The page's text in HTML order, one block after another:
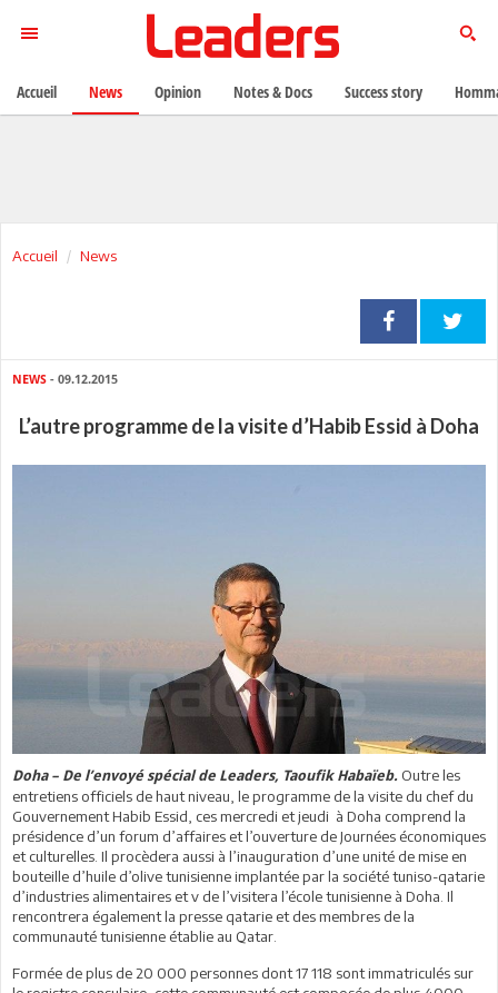
Accueil News
NEWS - 09.12.2015
L’autre programme de la visite d’Habib Essid à Doha
Doha – De l’envoyé spécial de Leaders, Taoufik Habaïeb. Outre les
entretiens officiels de haut niveau, le programme de la visite du chef du
Gouvernement Habib Essid, ces mercredi et jeudi à Doha comprend la
présidence d’un forum d’affaires et l’ouverture de Journées économiques
et culturelles. Il procèdera aussi à l’inauguration d’une unité de mise en
bouteille d’huile d’olive tunisienne implantée par la société tuniso-qatarie
d’industries alimentaires et v de l’visitera l’école tunisienne à Doha. Il
rencontrera également la presse qatarie et des membres de la
communauté tunisienne établie au Qatar.
Formée de plus de 20 000 personnes dont 17 118 sont immatriculés sur
Accueil News Opinion Notes & Docs Success story